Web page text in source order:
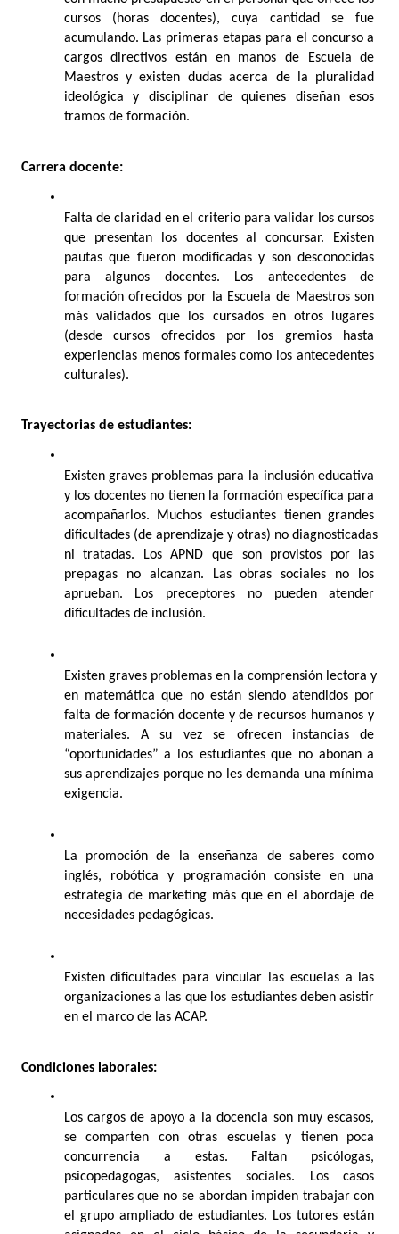
cursos (horas docentes), cuya cantidad se fue
acumulando. Las primeras etapas para el concurso a
cargos directivos están en manos de Escuela de
Maestros y existen dudas acerca de la pluralidad
ideológica y disciplinar de quienes diseñan esos
tramos de formación.
Carrera docente:
Falta de claridad en el criterio para validar los cursos
que presentan los docentes al concursar. Existen
pautas que fueron modificadas y son desconocidas
para algunos docentes. Los antecedentes de
formación ofrecidos por la Escuela de Maestros son
más validados que los cursados en otros lugares
(desde cursos ofrecidos por los gremios hasta
experiencias menos formales como los antecedentes
culturales).
Trayectorias de estudiantes:
Existen graves problemas para la inclusión educativa
y los docentes no tienen la formación específica para
acompañarlos. Muchos estudiantes tienen grandes
dificultades (de aprendizaje y otras) no diagnosticadas
ni tratadas. Los APND que son provistos por las
prepagas no alcanzan. Las obras sociales no los
aprueban. Los preceptores no pueden atender
dificultades de inclusión.
Existen graves problemas en la comprensión lectora y
en matemática que no están siendo atendidos por
falta de formación docente y de recursos humanos y
materiales. A su vez se ofrecen instancias de
“oportunidades” a los estudiantes que no abonan a
sus aprendizajes porque no les demanda una mínima
exigencia.
La promoción de la enseñanza de saberes como
inglés, robótica y programación consiste en una
estrategia de marketing más que en el abordaje de
necesidades pedagógicas.
Existen dificultades para vincular las escuelas a las
organizaciones a las que los estudiantes deben asistir
en el marco de las ACAP.
Condiciones laborales:
Los cargos de apoyo a la docencia son muy escasos,
se comparten con otras escuelas y tienen poca
concurrencia a estas. Faltan psicólogas,
psicopedagogas, asistentes sociales. Los casos
particulares que no se abordan impiden trabajar con
el grupo ampliado de estudiantes. Los tutores están